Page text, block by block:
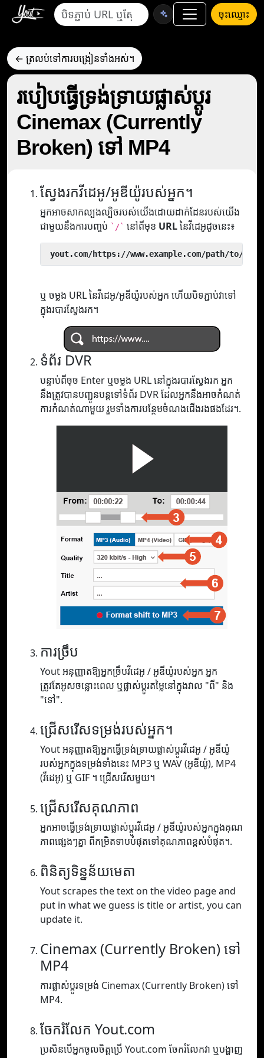
ចុះឈ្មោះ
← ត្រលប់ទៅការបង្រៀនទាំងអស់។
របៀបធ្វើទ្រង់ទ្រាយផ្លាស់ប្តូរ
Cinemax (Currently
Broken) ទៅ MP4
ស្វែងរកវីដេអូ/អូឌីយ៉ូរបស់អ្នក។
អ្នកអាចសាកល្បងល្បិចរបស់យើងដោយដាក់ដែនរបស់យើង
ជាមួយនឹងការបញ្ចប់ `/` នៅពីមុខ URLនៃវីដេអូដូចនេះ៖
yout.com/https://www.example.com/path/to/
ឬ ចម្លង URL នៃវីដេអូ/អូឌីយ៉ូរបស់អ្នក ហើយបិទភ្ជាប់វាទៅ
ក្នុងរបារស្វែងរក។
ទំព័រ DVR
បន្ទាប់ពីចុច Enter ឬចម្លង URL នៅក្នុងរបារស្វែងរក អ្នក
នឹងត្រូវបានបញ្ជូនបន្តទៅទំព័រ DVR ដែលអ្នកនឹងអាចកំណត់
ការកំណត់ណាមួយ រួមទាំងការបន្ថែមចំណងជើងរងផងដែរ។.
ការច្រឹប
Yout អនុញ្ញាតឱ្យអ្នកច្រឹបវីដេអូ / អូឌីយ៉ូរបស់អ្នក អ្នក
ត្រូវតែអូសចន្លោះពេល ឬផ្លាស់ប្តូរតម្លៃនៅក្នុងវាល "ពី" និង
"ទៅ".
ជ្រើសរើសទម្រង់របស់អ្នក។
Yout អនុញ្ញាតឱ្យអ្នកធ្វើទ្រង់ទ្រាយផ្លាស់ប្តូរវីដេអូ / អូឌីយ៉ូ
របស់អ្នកក្នុងទម្រង់ទាំងនេះ MP3 ឬ WAV (អូឌីយ៉ូ), MP4
(វីដេអូ) ឬ GIF ។ ជ្រើសរើសមួយ។
ជ្រើសរើសគុណភាព
អ្នកអាចធ្វើទ្រង់ទ្រាយផ្លាស់ប្តូរវីដេអូ / អូឌីយ៉ូរបស់អ្នកក្នុងគុណ
ភាពផ្សេងៗគ្នា ពីកម្រិតទាបបំផុតទៅគុណភាពខ្ពស់បំផុត។.
ពិនិត្យទិន្នន័យមេតា
Yout scrapes the text on the video page and
put in what we guess is title or artist, you can
update it.
Cinemax (Currently Broken) ទៅ
MP4
ការផ្លាស់ប្តូរទម្រង់ Cinemax (Currently Broken) ទៅ
MP4.
ចែករំលែក Yout.com
ប្រសិនបើអ្នកចូលចិត្តប្រើ Yout.com ចែករំលែកវា ឬបង្ហាញ